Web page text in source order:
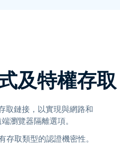
及特權存取
取鏈接，以實現與網路和
瀏覽器隔離選項。
取類型的認證機密性。